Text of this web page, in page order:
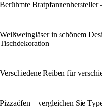
Berühmte Bratpfannenhersteller
Weißweingläser in schönem
Tischdekoration
Verschiedene Reiben für
Pizzaöfen – vergleichen Sie